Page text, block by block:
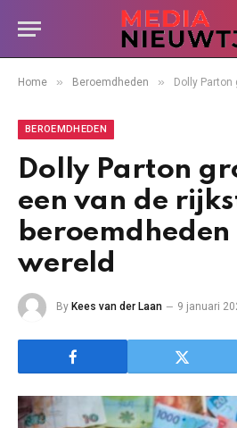
Home » Beroemdheden » Dolly Parton groeit
BEROEMDHEDEN
Dolly Parton
een van de
wereld
By Kees van der Laan 9 januari